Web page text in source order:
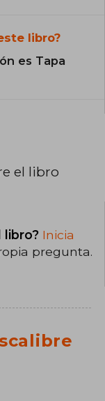
libro?
es Tapa
el libro
libro? Inicia
pregunta.